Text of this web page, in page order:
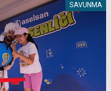
SAVUNMA